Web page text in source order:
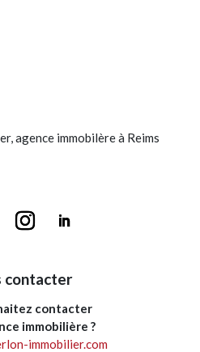
agence immobilère à Reims
contacter
contacter
immobilière ?
immobilier.com